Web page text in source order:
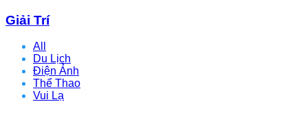
Giải Trí
All
Du Lịch
Điện Ảnh
Thể Thao
Vui Lạ